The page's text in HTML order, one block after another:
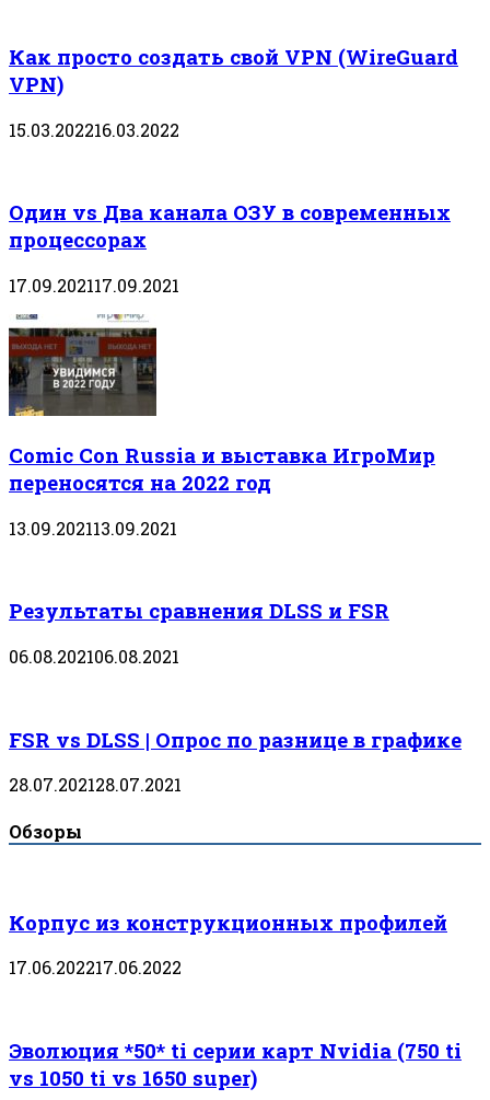
Как просто создать свой VPN (WireGuard
VPN)
15.03.202216.03.2022
Один vs Два канала ОЗУ в современных
процессорах
17.09.202117.09.2021
Comic Con Russia и выставка ИгроМир
переносятся на 2022 год
13.09.202113.09.2021
Результаты сравнения DLSS и FSR
06.08.202106.08.2021
FSR vs DLSS | Опрос по разнице в графике
28.07.202128.07.2021
Обзоры
Корпус из конструкционных профилей
17.06.202217.06.2022
Эволюция *50* ti серии карт Nvidia (750 ti
vs 1050 ti vs 1650 super)